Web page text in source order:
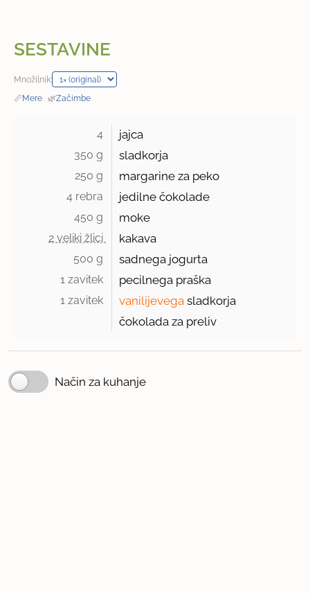
SESTAVINE
Množilnik:
📏Mere · 🌿Začimbe
4 jajca
350 g sladkorja
250 g margarine za peko
4 rebra jedilne čokolade
450 g moke
2 veliki žlici kakava
500 g sadnega jogurta
1 zavitek pecilnega praška
1 zavitek vanilijevega sladkorja
čokolada za preliv
Način za kuhanje